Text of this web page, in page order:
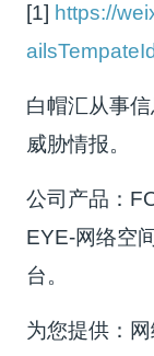
[1] https://
白帽汇从事
威胁情报。
公司产品：
EYE-网络空
台。
为您提供：